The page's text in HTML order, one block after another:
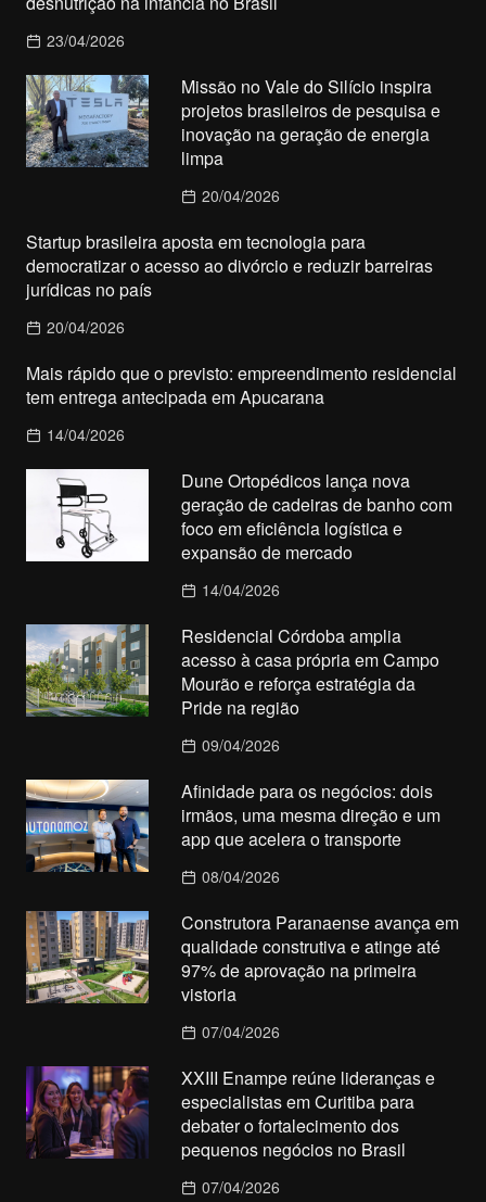
23/04/2026
Missão no Vale do Silício inspira
projetos brasileiros de pesquisa e
inovação na geração de energia
limpa
20/04/2026
Startup brasileira aposta em tecnologia para
democratizar o acesso ao divórcio e reduzir barreiras
jurídicas no país
20/04/2026
Mais rápido que o previsto: empreendimento residencial
tem entrega antecipada em Apucarana
14/04/2026
Dune Ortopédicos lança nova
geração de cadeiras de banho com
foco em eficiência logística e
expansão de mercado
14/04/2026
Residencial Córdoba amplia
acesso à casa própria em Campo
Mourão e reforça estratégia da
Pride na região
09/04/2026
Afinidade para os negócios: dois
irmãos, uma mesma direção e um
app que acelera o transporte
08/04/2026
Construtora Paranaense avança em
qualidade construtiva e atinge até
97% de aprovação na primeira
vistoria
07/04/2026
XXIII Enampe reúne lideranças e
especialistas em Curitiba para
debater o fortalecimento dos
pequenos negócios no Brasil
07/04/2026